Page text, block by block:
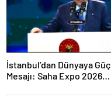
İstanbul’dan Dünyaya Güç
Mesajı: Saha Expo 2026